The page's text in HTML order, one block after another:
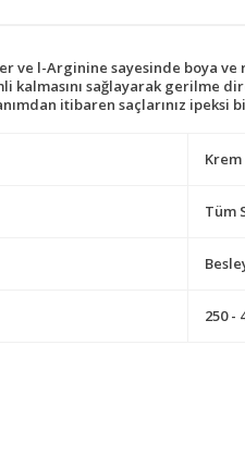
l-Arginine sayesinde boya ve
sağlayarak gerilme
itibaren saçlarınız ipeksi
Krem
Tüm
250 -